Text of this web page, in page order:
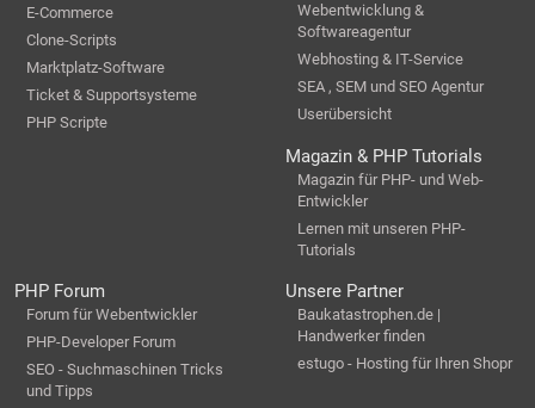
E-Commerce
Clone-Scripts
Marktplatz-Software
Ticket & Supportsysteme
PHP Scripte
Webentwicklung &
Softwareagentur
Webhosting & IT-Service
SEA , SEM und SEO Agentur
Userübersicht
Magazin & PHP Tutorials
Magazin für PHP- und Web-
Entwickler
Lernen mit unseren PHP-
Tutorials
PHP Forum
Forum für Webentwickler
PHP-Developer Forum
SEO - Suchmaschinen Tricks
und Tipps
Unsere Partner
Baukatastrophen.de |
Handwerker finden
estugo - Hosting für Ihren Shopr